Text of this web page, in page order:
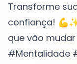
Transforme
confiança!
que vão
#Mentalidade